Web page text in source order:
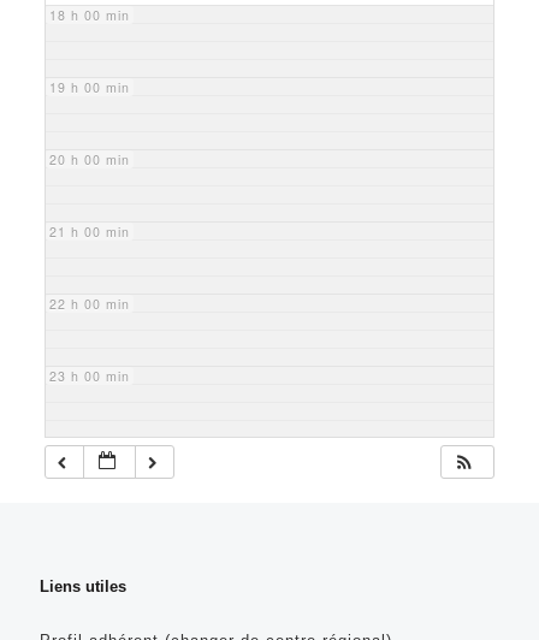
18 h 00 min
19 h 00 min
20 h 00 min
21 h 00 min
22 h 00 min
23 h 00 min
Liens utiles